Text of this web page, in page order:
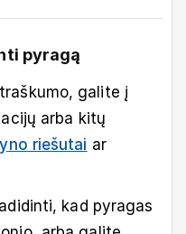
pyragą
galite į
arba kitų
riešutai ar
kad pyragas